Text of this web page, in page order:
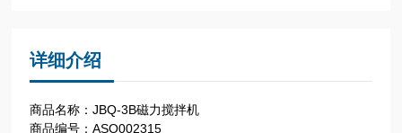
详细介绍
商品名称：JBQ-3B磁力搅拌机
商品编号：ASO002315